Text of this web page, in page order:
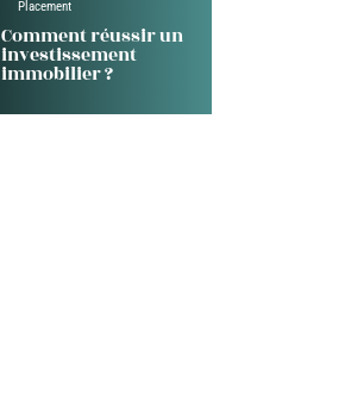
Placement
Comment réussir un
investissement
immobilier ?